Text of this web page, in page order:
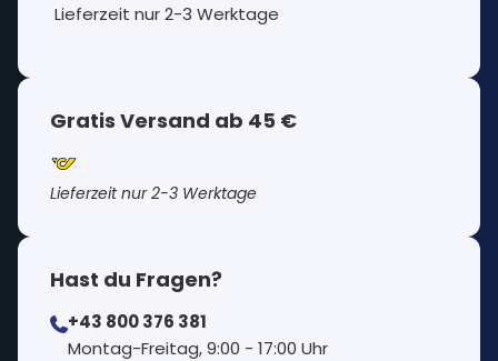
Lieferzeit nur 2-3 Werktage
Gratis Versand ab 45 €
Lieferzeit nur 2-3 Werktage
Hast du Fragen?
+43 800 376 381
⁠Montag-Freitag, 9:00 - 17:00 Uhr